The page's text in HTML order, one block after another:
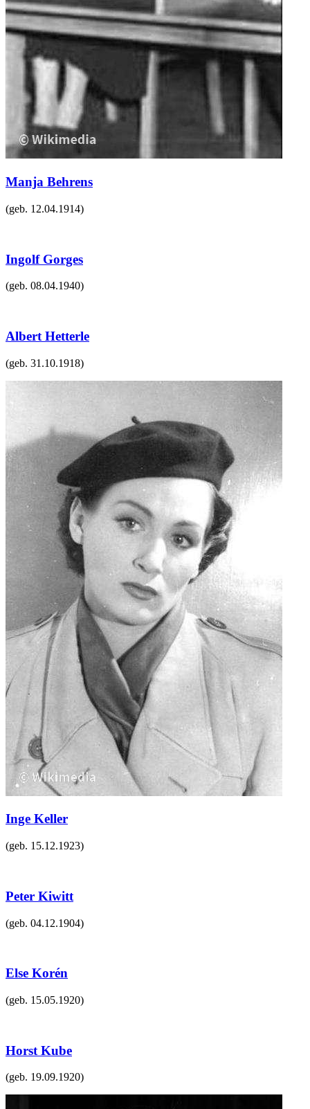
Manja Behrens
(geb. 12.04.1914)
Ingolf Gorges
(geb. 08.04.1940)
Albert Hetterle
(geb. 31.10.1918)
Inge Keller
(geb. 15.12.1923)
Peter Kiwitt
(geb. 04.12.1904)
Else Korén
(geb. 15.05.1920)
Horst Kube
(geb. 19.09.1920)